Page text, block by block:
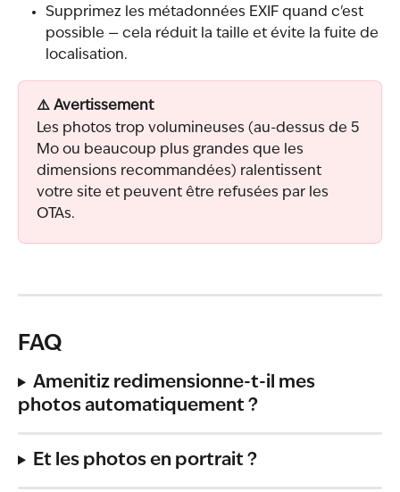
Supprimez les métadonnées EXIF quand c'est
possible — cela réduit la taille et évite la fuite de
localisation.
⚠️ Avertissement
Les photos trop volumineuses (au-dessus de 5
Mo ou beaucoup plus grandes que les
dimensions recommandées) ralentissent
votre site et peuvent être refusées par les
OTAs.
FAQ
Amenitiz redimensionne-t-il mes
photos automatiquement ?
Et les photos en portrait ?